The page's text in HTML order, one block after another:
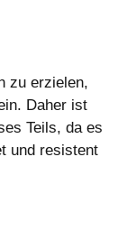
zu erzielen,
Daher ist
Teils, da es
und resistent